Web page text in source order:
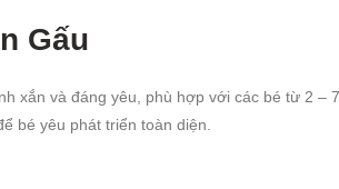
Gấu
xắn và đáng yêu, phù hợp với các bé từ 2 –
bé yêu phát triển toàn diện.